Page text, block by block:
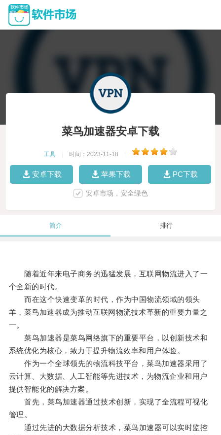
菜鸟加速器安卓下载
工具 时间：2023-11-18
安卓下载 苹果下载 PC下载
安卓市场，安全绿色
简介 排行
随着近年来电子商务的迅猛发展，互联网物流进入了一
个全新的时代。
而在这个快速变革的时代，作为中国物流领域的领头
羊，菜鸟加速器成为推动互联网物流技术革新的重要力量之
一。
菜鸟加速器是菜鸟网络旗下的重要平台，以创新技术和
系统优化为核心，致力于提升物流效率和用户体验。
作为一个全球领先的物流科技平台，菜鸟加速器采用了
云计算、大数据、人工智能等先进技术，为物流企业和用户
提供智能化的解决方案。
首先，菜鸟加速器通过技术创新，实现了全流程可视化
管理。
通过先进的大数据分析技术，菜鸟加速器可以实时监控